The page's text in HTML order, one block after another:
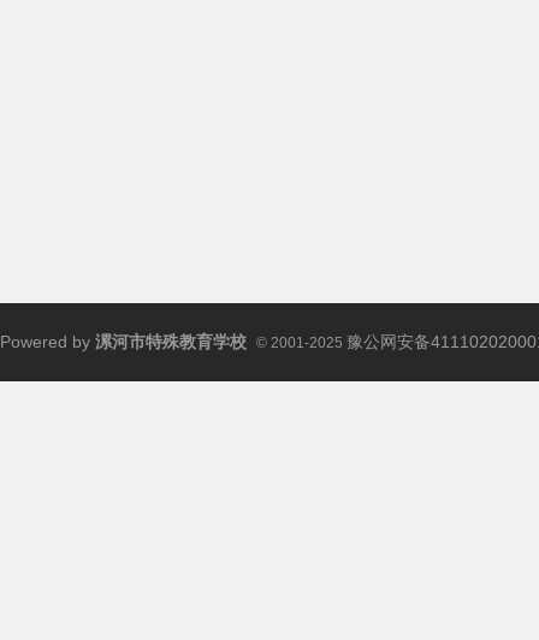
Powered by 漯河市特殊教育学校 © 2001-2025 豫公网安备